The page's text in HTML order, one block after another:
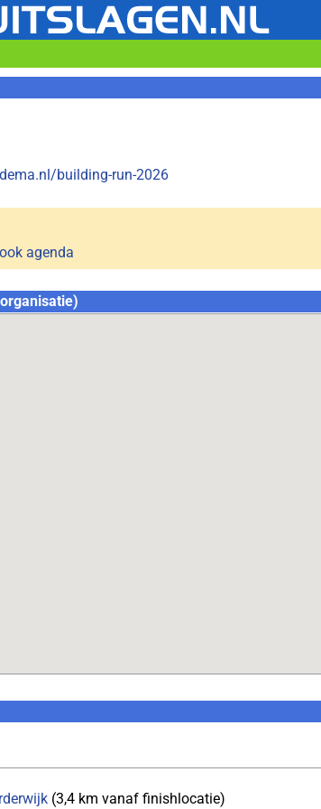
building-run-2026
agenda
(3,4 km vanaf finishlocatie)